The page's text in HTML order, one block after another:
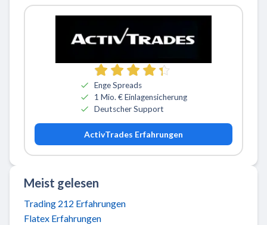
Zu ActivTrades
Enge Spreads
1 Mio. € Einlagensicherung
Deutscher Support
ActivTrades Erfahrungen
Meist gelesen
Trading 212 Erfahrungen
Flatex Erfahrungen